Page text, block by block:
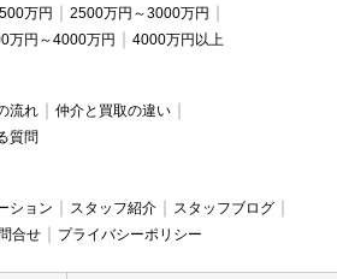
万円
2500万円～3000万円
万円～4000万円 4000万円以上
流れ
仲介と買取の違い
質問
ション スタッフ紹介
スタッフブログ
合せ プライバシーポリシー